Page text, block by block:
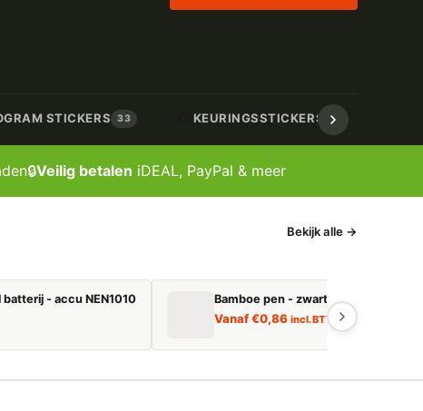
STICKERS 33 KEURINGSSTICKERS 17
🔒Veilig betalen iDEAL, PayPal & meer
Bekijk alle →
- accu NEN1010 Bamboe pen - zwart schrijvend
Vanaf€0,86 incl. BTW